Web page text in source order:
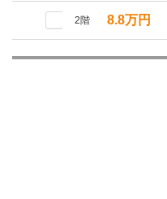
2階 8.8万円